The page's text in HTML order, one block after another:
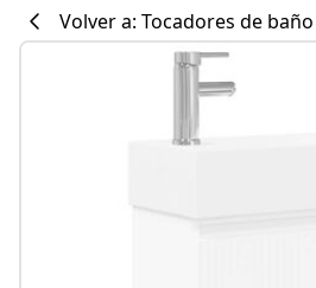
#sharemevidaxl
Volver a: Tocadores de baño